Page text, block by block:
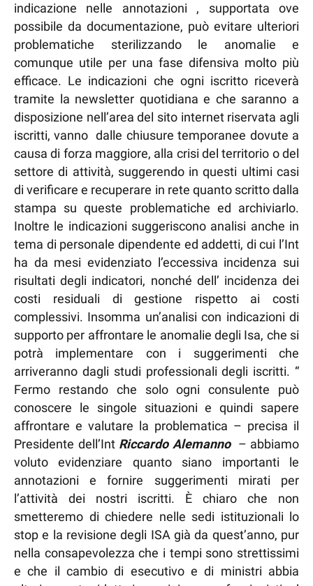
indicazione nelle annotazioni , supportata ove
possibile da documentazione, può evitare ulteriori
problematiche sterilizzando le anomalie e
comunque utile per una fase difensiva molto più
efficace. Le indicazioni che ogni iscritto riceverà
tramite la newsletter quotidiana e che saranno a
disposizione nell’area del sito internet riservata agli
iscritti, vanno dalle chiusure temporanee dovute a
causa di forza maggiore, alla crisi del territorio o del
settore di attività, suggerendo in questi ultimi casi
di verificare e recuperare in rete quanto scritto dalla
stampa su queste problematiche ed archiviarlo.
Inoltre le indicazioni suggeriscono analisi anche in
tema di personale dipendente ed addetti, di cui l’Int
ha da mesi evidenziato l’eccessiva incidenza sui
risultati degli indicatori, nonché dell’ incidenza dei
costi residuali di gestione rispetto ai costi
complessivi. Insomma un’analisi con indicazioni di
supporto per affrontare le anomalie degli Isa, che si
potrà implementare con i suggerimenti che
arriveranno dagli studi professionali degli iscritti. “
Fermo restando che solo ogni consulente può
conoscere le singole situazioni e quindi sapere
affrontare e valutare la problematica – precisa il
Presidente dell’Int Riccardo Alemanno– abbiamo
voluto evidenziare quanto siano importanti le
annotazioni e fornire suggerimenti mirati per
l’attività dei nostri iscritti. È chiaro che non
smetteremo di chiedere nelle sedi istituzionali lo
stop e la revisione degli ISA già da quest’anno, pur
nella consapevolezza che i tempi sono strettissimi
e che il cambio di esecutivo e di ministri abbia